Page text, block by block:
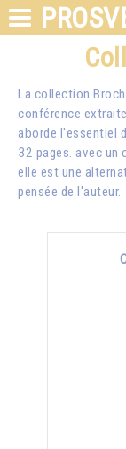
La collection
conférence
aborde l'essentiel
32 pages. avec un
elle est une
pensée de l'auteur.